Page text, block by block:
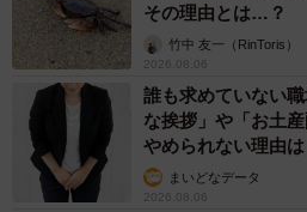
その理由とは…？
竹中 友一（RinToris）
2026.08.06
誰も求めていない
な挨拶」や「お土
やめられない理由は
まいどなデータ
2026.08.06